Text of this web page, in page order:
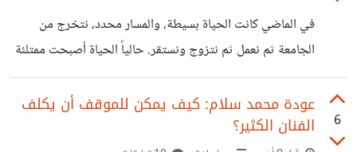
بزوجته الثانية! ابو صدام ليس وحده من يتصرف بهذا الشكل،
الكثيرين من حولنا يتصرفون بهذا الشكل
في الماضي كانت الحياة بسيطة، والمسار محدد، نتخرج من
الجامعة ثم نعمل ثم نتزوج ونستقر. حالياً الحياة أصبحت ممتلئة
بالخيارات، من المفترض أن يجعلنا هذا أكثر ارتياحاً لكنه للأسف
يسبب لبعض الناس ارتباك وحيرة وحتى المزيد من الضغط
6
عودة محمد سلام: كيف يمكن للموقف أن يكلف
الفنان الكثير؟